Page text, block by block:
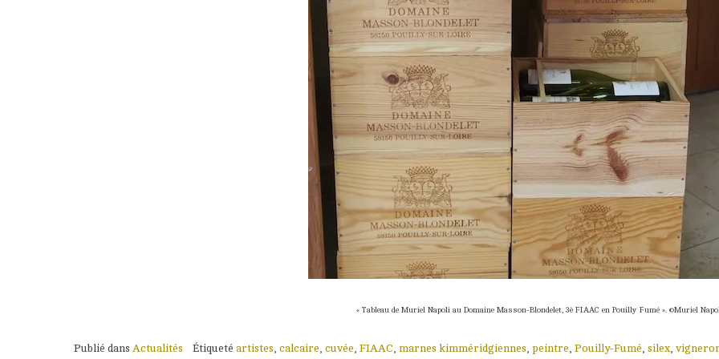
« Tableau de Muriel Napoli au Domaine Masson-Blondelet, 3è FIAAC en Pouilly Fumé ». ©Muriel
Publié dans Actualités Étiqueté artistes, calcaire, cuvée, FIAAC, marnes kimméridgiennes, peintre, Pouilly-Fumé, silex,